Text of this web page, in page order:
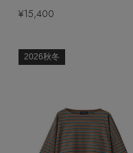
EDITOR'S CLOSET
メルマガ PICKUP
PERSONAL COLOR
¥15,400
2026秋冬